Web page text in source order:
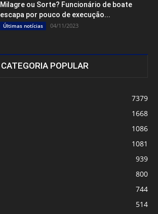
Milagre ou Sorte? Funcionário de boate
escapa por pouco de execução...
Últimas notícias 04/11/2023
CATEGORIA POPULAR
7379
1668
1086
1081
939
800
744
514